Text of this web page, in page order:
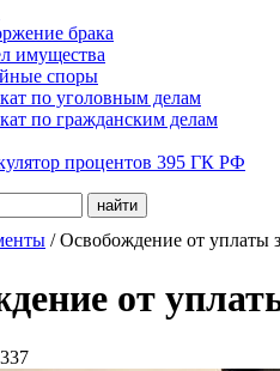
брака
имущества
споры
по уголовным делам
по гражданским делам
процентов 395 ГК РФ
/ Освобождение от уплаты
от